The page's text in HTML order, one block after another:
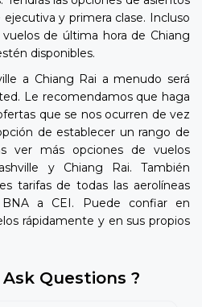
y primera clase. Incluso
de última hora de Chiang
disponibles.
a Chiang Rai a menudo será
Le recomendamos que haga
que se nos ocurren de vez
de establecer un rango de
ver más opciones de vuelos
y Chiang Rai. También
tarifas de todas las aerolíneas
a CEI. Puede confiar en
rápidamente y en sus propios
Questions ?